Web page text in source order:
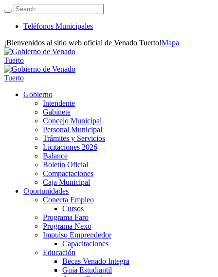
Teléfonos Municipales
¡Bienvenidos al sitio web oficial de Venado Tuerto!Mapa
Gobierno
Intendente
Gabinete
Concejo Municipal
Personal Municipal
Trámites y Servicios
Licitaciones 2026
Balance
Boletín Oficial
Compactaciones
Caja Municipal
Oportunidades
Conecta Empleo
Cursos
Programa Faro
Programa Nexo
Impulso Emprendedor
Capacitaciones
Educación
Becas Venado Integra
Guía Estudiantil